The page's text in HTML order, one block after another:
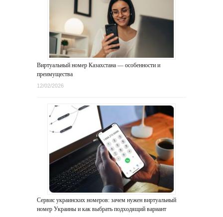
Виртуальный номер Казахстана — особенности и
преимущества
12/02/2026
Сервис украинских номеров: зачем нужен виртуальный
номер Украины и как выбрать подходящий вариант